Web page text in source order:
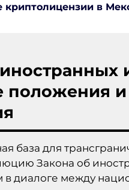
криптолицензии в
положения
база для
Закона об
диалоге между